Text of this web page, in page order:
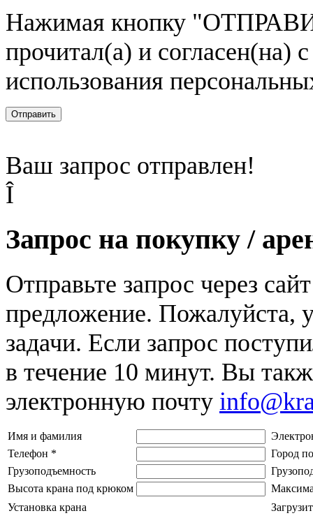
Нажимая кнопку
прочитал(а) и согласен(на)
использования
Отправить
Ваш запрос отправлен!
Î
Запрос на покупку /
Отправьте запрос через
предложение. Пожалуйста,
задачи. Если запрос
в течение 10 минут. Вы
электронную почту
Имя и фамилия
Телефон *
Город
Грузоподъемность
Высота крана под крюком
Установка крана